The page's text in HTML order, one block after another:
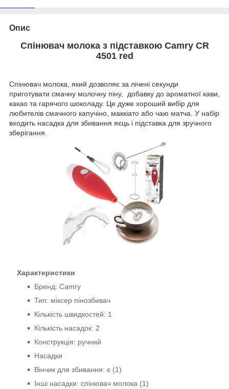
Опис
Спінювач молока з підставкою Camry CR
4501 red
Спінювач молока, який дозволяє за лічені секунди
приготувати смачну молочну піну, добавку до ароматної кави,
какао та гарячого шоколаду. Це дуже хороший вибір для
любителів смачного капучіно, маккіато або чаю матча. У набір
входить насадка для збивання яєць і підставка для зручного
зберігання.
Характеристики
Бренд: Camry
Тип: міксер пінозбивач
Кількість швидкостей: 1
Кількість насадок: 2
Конструкція: ручний
Насадки
Вінчик для збивання: є (1)
Інші насадки: спінювач молока (1)